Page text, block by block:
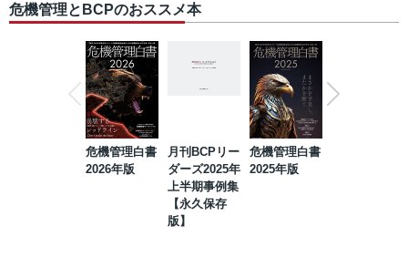
危機管理とBCPのおススメ本
危機管理白書
2026年版
月刊BCPリー
ダーズ2025年
上半期事例集
【永久保存
版】
危機管理白書
2025年版